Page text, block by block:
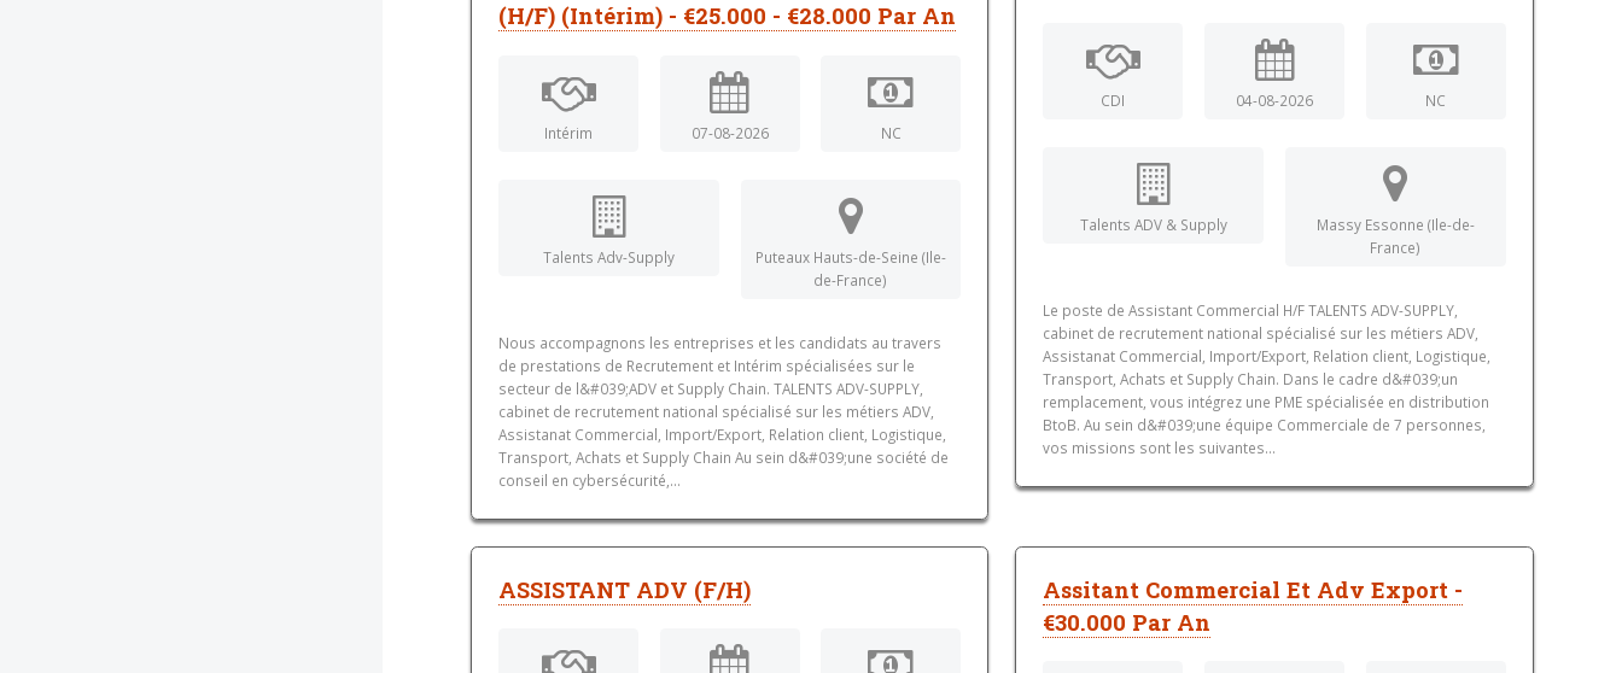
(H/F) (Intérim) - €25.000 - €28.000 Par An
Intérim 07-08-2026 NC
Talents Adv-Supply
Puteaux Hauts-de-Seine (Ile-
de-France)
Nous accompagnons les entreprises et les candidats au travers
de prestations de Recrutement et Intérim spécialisées sur le
secteur de l&#039;ADV et Supply Chain. TALENTS ADV-SUPPLY,
cabinet de recrutement national spécialisé sur les métiers ADV,
Assistanat Commercial, Import/Export, Relation client, Logistique,
Transport, Achats et Supply Chain Au sein d&#039;une société de
conseil en cybersécurité,...
CDI 04-08-2026 NC
Talents ADV & Supply
Massy Essonne (Ile-de-
France)
Le poste de Assistant Commercial H/F TALENTS ADV-SUPPLY,
cabinet de recrutement national spécialisé sur les métiers ADV,
Assistanat Commercial, Import/Export, Relation client, Logistique,
Transport, Achats et Supply Chain. Dans le cadre d&#039;un
remplacement, vous intégrez une PME spécialisée en distribution
BtoB. Au sein d&#039;une équipe Commerciale de 7 personnes,
vos missions sont les suivantes...
ASSISTANT ADV (F/H)
Assitant Commercial Et Adv Export -
€30.000 Par An